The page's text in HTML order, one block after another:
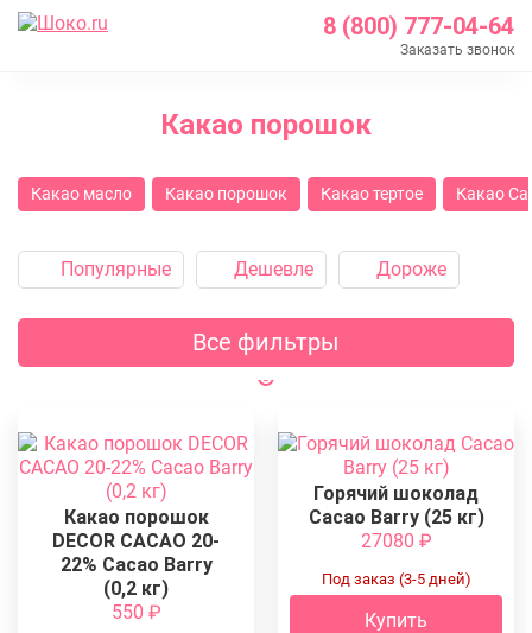
8 (800) 777-04-64
Заказать звонок
Шоколад Barry Callebaut
Какао продукты
Какао порошок
Какао масло Какао порошок Какао тертое Какао
Популярные Дешевле Дороже
Все фильтры
Какао порошок
DECOR CACAO 20-
22% Cacao Barry
(0,2 кг)
550 ₽
Горячий шоколад
Cacao Barry (25 кг)
27080 ₽
Под заказ (3-5 дней)
Купить